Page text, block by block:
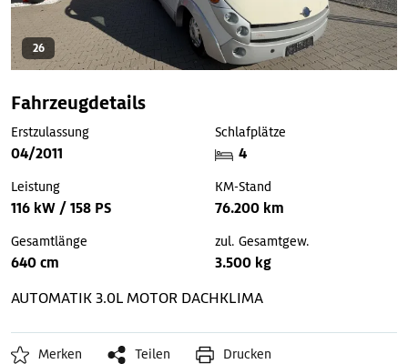
26
Fahrzeugdetails
Erstzulassung
04/2011
Schlafplätze
4
Leistung
116 kW / 158 PS
KM-Stand
76.200 km
Gesamtlänge
640 cm
zul. Gesamtgew.
3.500 kg
AUTOMATIK3.0L MOTOR DACHKLIMA
Merken Teilen Drucken